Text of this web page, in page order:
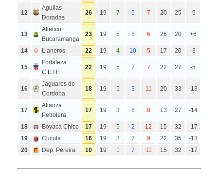
12
Aguilas
Doradas
26 19 7 5 7 20 25 -5
13
Atletico
Bucaramanga
23 19 5 8 6 26 20 +6
14 Llaneros 22 19 4 10 5 17 20 -3
15
Fortaleza
C.E.I.F.
22 19 5 7 7 22 27 -5
16
Jaguares de
Cordoba
18 19 5 3 11 20 33 -13
17
Alianza
Petrolera
17 19 3 8 8 13 27 -14
18 Boyaca Chico 17 19 5 2 12 15 32
-17
19
Cucuta 16 19 3 7 9 22 35
-13
20
Dep. Pereira 10 19 1 7 11 15 32 -17